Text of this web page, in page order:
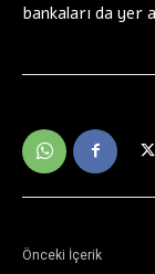
bankaları da yer
Önceki İçerik